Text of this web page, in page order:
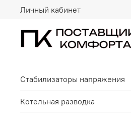
Личный кабинет
Стабилизаторы напряжения
Котельная разводка